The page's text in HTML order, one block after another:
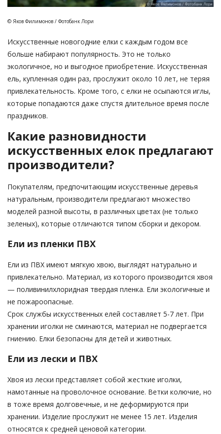
© Яков Филимонов / Фотобанк Лори
Искусственные новогодние елки с каждым годом все
больше набирают популярность. Это не только
экологичное, но и выгодное приобретение. Искусственная
ель, купленная один раз, прослужит около 10 лет, не теряя
привлекательность. Кроме того, с елки не осыпаются иглы,
которые попадаются даже спустя длительное время после
праздников.
Какие разновидности
искусственных елок предлагают
производители?
Покупателям, предпочитающим искусственные деревья
натуральным, производители предлагают множество
моделей разной высоты, в различных цветах (не только
зеленых), которые отличаются типом сборки и декором.
Ели из пленки ПВХ
Ели из ПВХ имеют мягкую хвою, выглядят натурально и
привлекательно. Материал, из которого производится хвоя
— поливинилхлоридная твердая пленка. Ели экологичные и
не пожароопасные.
Срок службы искусственных елей составляет 5-7 лет. При
хранении иголки не сминаются, материал не подвергается
гниению. Елки безопасны для детей и животных.
Ели из лески и ПВХ
Хвоя из лески представляет собой жесткие иголки,
намотанные на проволочное основание. Ветки колючие, но
в тоже время долговечные, и не деформируются при
хранении. Изделие прослужит не менее 15 лет. Изделия
относятся к средней ценовой категории.